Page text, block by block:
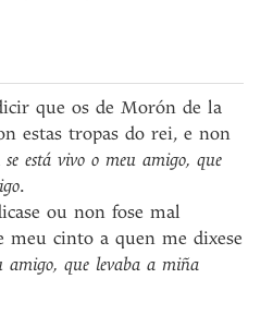
que os de Morón de la
estas tropas do rei, e non
se está vivo o meu amigo, que
.
ou non fose mal
meu cinto a quen me dixese
amigo, que levaba a miña